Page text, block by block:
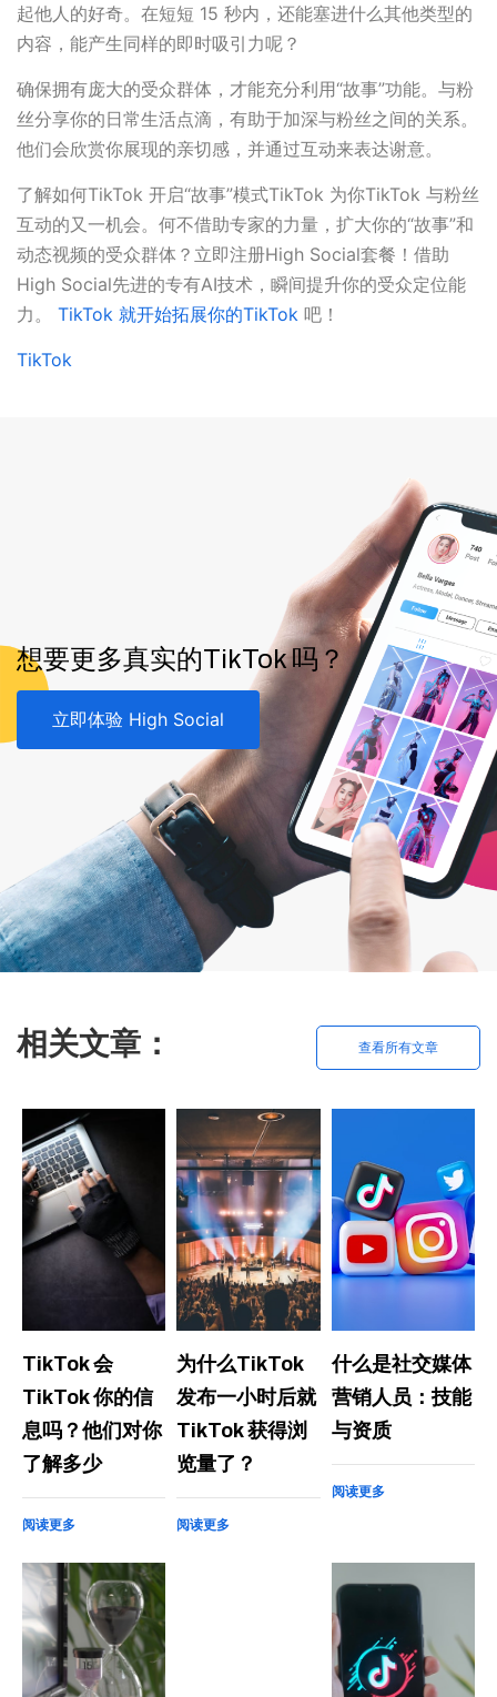
起他人的好奇。在短短 15 秒内，还能塞进什么其他类型的
内容，能产生同样的即时吸引力呢？
确保拥有庞大的受众群体，才能充分利用“故事”功能。与粉
丝分享你的日常生活点滴，有助于加深与粉丝之间的关系。
他们会欣赏你展现的亲切感，并通过互动来表达谢意。
了解如何TikTok 开启“故事”模式TikTok 为你TikTok 与粉丝
互动的又一机会。何不借助专家的力量，扩大你的“故事”和
动态视频的受众群体？立即注册High Social套餐！借助
High Social先进的专有AI技术，瞬间提升你的受众定位能
力。
TikTok 就开始拓展你的TikTok 吧！
TikTok
想要更多真实的TikTok 吗？
立即体验 High Social
相关文章： 查看所有文章
TikTok 会
TikTok 你的信
息吗？他们对你
了解多少
阅读更多
为什么TikTok
发布一小时后就
TikTok 获得浏
览量了？
阅读更多
什么是社交媒体
营销人员：技能
与资质
阅读更多